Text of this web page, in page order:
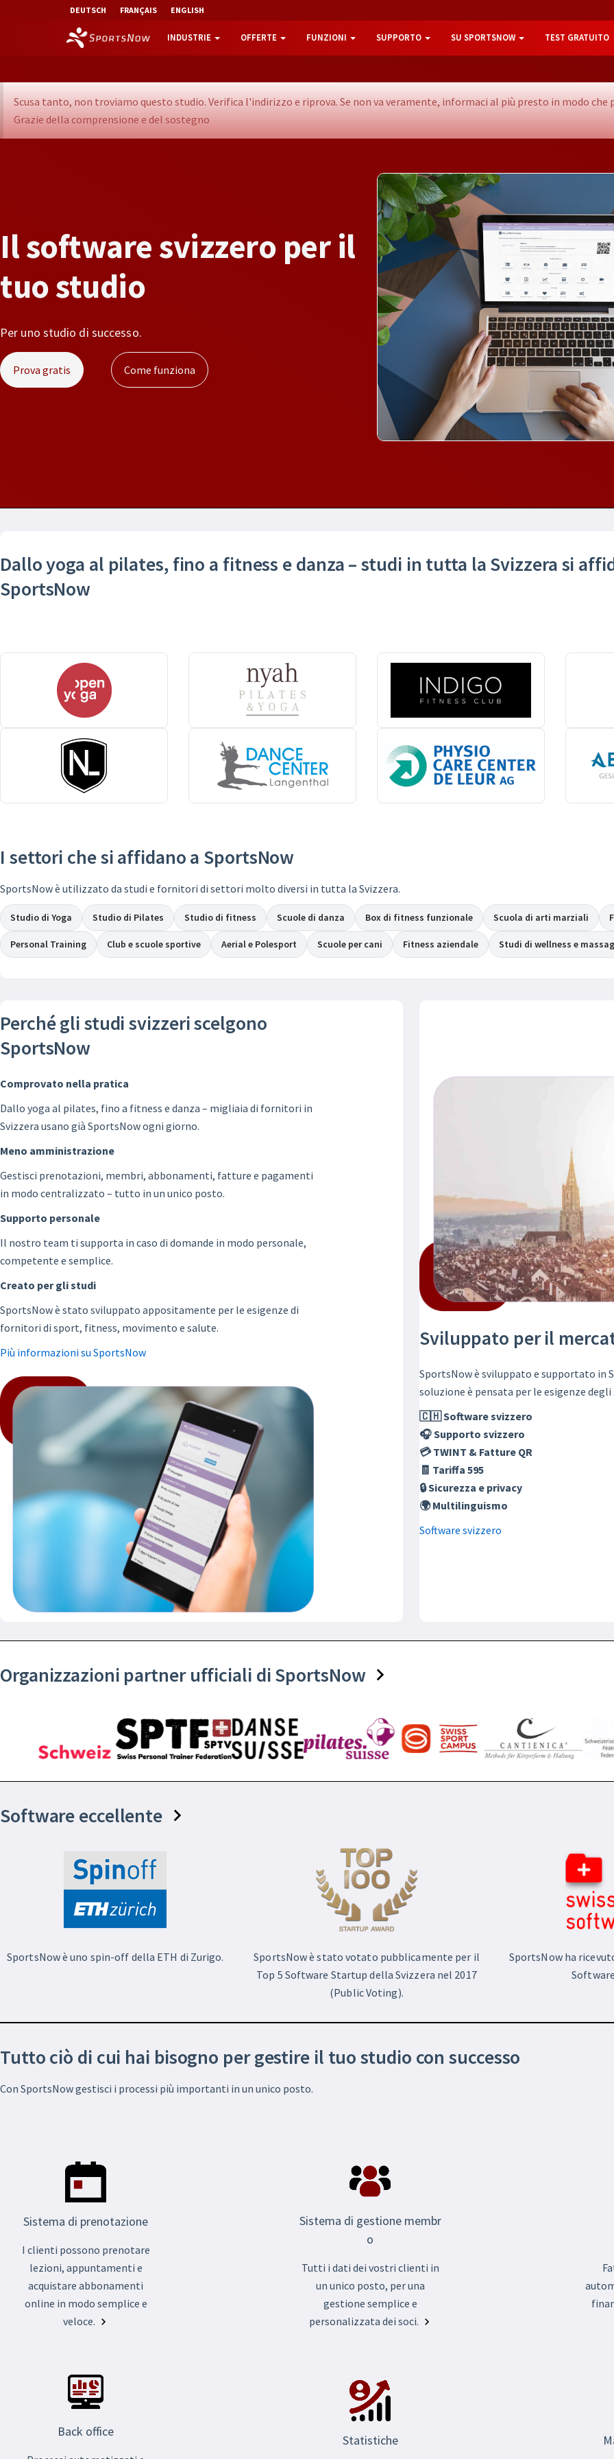
DEUTSCH FRANÇAIS ENGLISH
INDUSTRIE OFFERTE FUNZIONI SUPPORTO SU SPORTSNOW TEST GRATUITO
Scusa tanto, non troviamo questo studio. Verifica l'indirizzo e riprova. Se non va veramente, informaci al più presto in modo
Grazie della comprensione e del sostegno
Ilsoftware svizzero per il
tuostudio
Per uno studio di successo.
Prova gratis Come funziona
Dallo yoga al pilates, fino a fitness e danza – studi in tutta la Svizzera si
SportsNow
I settori che si affidano a SportsNow
SportsNow è utilizzato da studi e fornitori di settori molto diversi in tutta la Svizzera.
Studio di Yoga Studio di Pilates Studio di fitness Scuole di danza Box di fitness funzionale Scuola di arti marziali
Personal Training Club e scuole sportive Aerial e Polesport Scuole per cani Fitness aziendale Studi di wellness e
Perché gli studi svizzeri scelgono
SportsNow
Comprovato nella pratica
Dallo yoga al pilates, fino a fitness e danza – migliaia di fornitori in
Svizzera usano già SportsNow ogni giorno.
Meno amministrazione
Gestisci prenotazioni, membri, abbonamenti, fatture e pagamenti
in modo centralizzato – tutto in un unico posto.
Supporto personale
Il nostro team ti supporta in caso di domande in modo personale,
competente e semplice.
Creato per gli studi
SportsNow è stato sviluppato appositamente per le esigenze di
fornitori di sport, fitness, movimento e salute.
Più informazioni su SportsNow
Sviluppato per il
SportsNow è sviluppato e supportato in
soluzione è pensata per le esigenze
🇨🇭 Software svizzero
🎧 Supporto svizzero
💳 TWINT & Fatture QR
🧾 Tariffa 595
🔒 Sicurezza e privacy
🌍 Multilinguismo
Software svizzero
Organizzazioni partner ufficiali di SportsNow
Software eccellente
SportsNow è uno spin-off della ETH di Zurigo.
SportsNow è stato votato pubblicamente per il
Top 5 Software Startup della Svizzera nel 2017
(Public Voting).
SportsNow ha
Tutto ciò di cui hai bisogno per gestire il tuo studio con successo
Con SportsNow gestisci i processi più importanti in un unico posto.
Sistema di prenotazione
I clienti possono prenotare
lezioni, appuntamenti e
acquistare abbonamenti
online in modo semplice e
veloce.
Sistema di gestione membr
o
Tutti i dati dei vostri clienti in
un unico posto, per una
gestione semplice e
personalizzata dei soci.
Back office
Statistiche